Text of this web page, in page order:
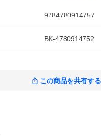
9784780914757
BK-4780914752
この商品を共有する